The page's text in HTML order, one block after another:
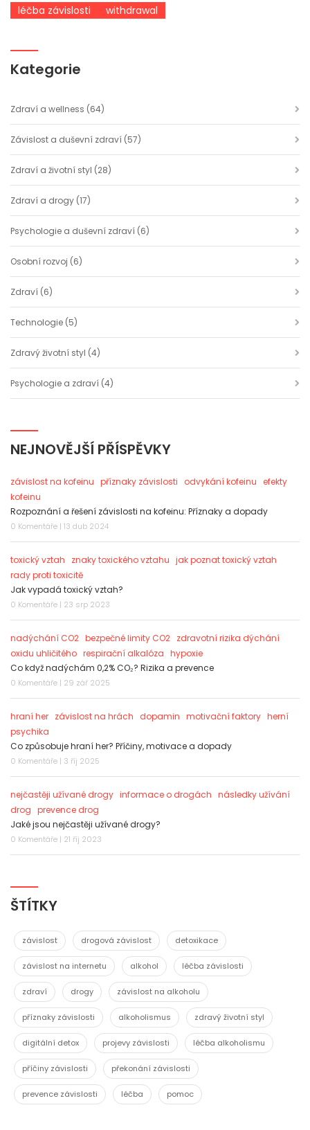
léčba závislosti withdrawal
Kategorie
Zdraví a wellness (64)
Závislost a duševní zdraví (57)
Zdraví a životní styl (28)
Zdraví a drogy (17)
Psychologie a duševní zdraví (6)
Osobní rozvoj (6)
Zdraví (6)
Technologie (5)
Zdravý životní styl (4)
Psychologie a zdraví (4)
NEJNOVĚJŠÍ PŘÍSPĚVKY
závislost na kofeinu příznaky závislosti odvykání kofeinu
efekty
kofeinu
Rozpoznání a řešení závislosti na kofeinu: Příznaky a dopady
0 Komentáře | 13 dub 2024
toxický vztah znaky toxického vztahu jak poznat toxický vztah
rady proti toxicitě
Jak vypadá toxický vztah?
0 Komentáře | 23 srp 2023
nadýchání CO2 bezpečné limity CO2 zdravotní rizika dýchání
oxidu uhličitého respirační alkalóza hypoxie
Co když nadýchám 0,2% CO₂? Rizika a prevence
0 Komentáře | 29 zář 2025
hraní her závislost na hrách dopamin motivační faktory herní
psychika
Co způsobuje hraní her? Příčiny, motivace a dopady
0 Komentáře | 3 říj 2025
nejčastěji užívané drogy informace o drogách následky užívání
drog prevence drog
Jaké jsou nejčastěji užívané drogy?
0 Komentáře | 21 říj 2023
ŠTÍTKY
závislost drogová závislost detoxikace
závislost na internetu alkohol léčba závislosti
zdraví drogy závislost na alkoholu
příznaky závislosti alkoholismus zdravý životní styl
digitální detox projevy závislosti léčba alkoholismu
příčiny závislosti překonání závislosti
prevence závislosti léčba pomoc